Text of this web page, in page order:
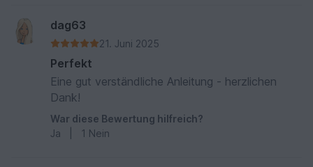
dag63
21. Juni 2025
Perfekt
Eine gut verständliche Anleitung - herzlichen
Dank!
War diese Bewertung hilfreich?
Ja
1 Nein